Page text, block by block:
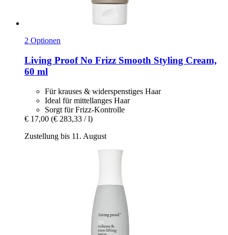
2 Optionen
Living ProofNo Frizz Smooth Styling Cream,
60 ml
Für krauses & widerspenstiges Haar
Ideal für mittellanges Haar
Sorgt für Frizz-Kontrolle
€ 17,00 (€ 283,33 / l)
Zustellung bis 11. August